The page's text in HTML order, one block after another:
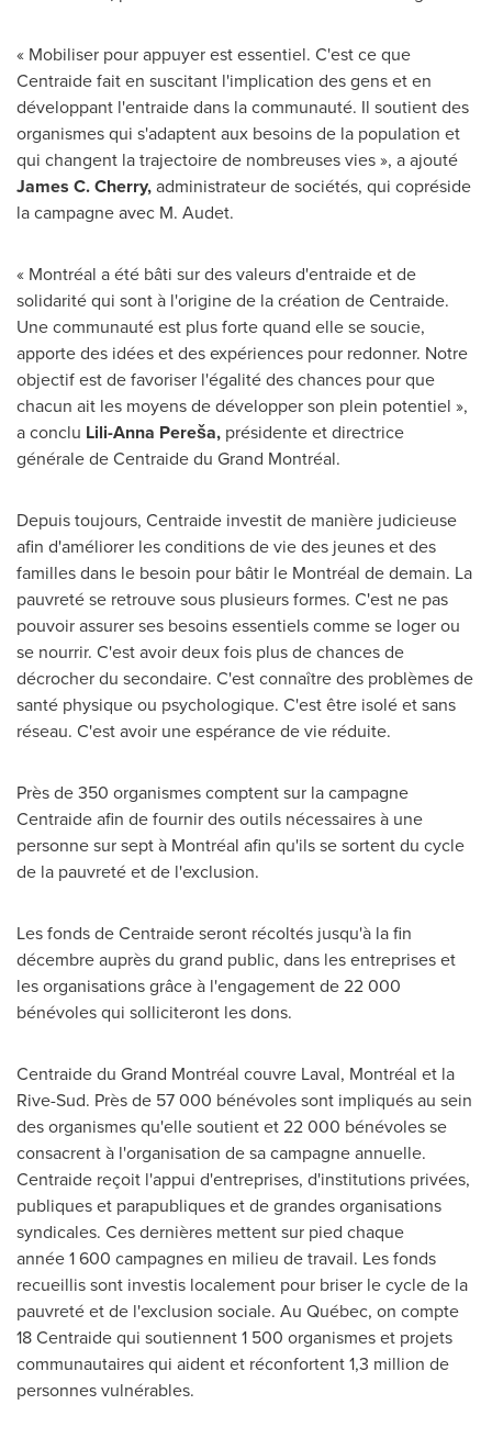
« Mobiliser pour appuyer est essentiel. C'est ce que
Centraide fait en suscitant l'implication des gens et en
développant l'entraide dans la communauté. Il soutient des
organismes qui s'adaptent aux besoins de la population et
qui changent la trajectoire de nombreuses vies », a ajouté
James C. Cherry,administrateur de sociétés, qui copréside
la campagne avec M. Audet.
« Montréal a été bâti sur des valeurs d'entraide et de
solidarité qui sont à l'origine de la création de Centraide.
Une communauté est plus forte quand elle se soucie,
apporte des idées et des expériences pour redonner. Notre
objectif est de favoriser l'égalité des chances pour que
chacun ait les moyens de développer son plein potentiel »,
a conclu Lili-Anna Pereša, présidente et directrice
générale de Centraide du Grand Montréal.
Depuis toujours, Centraide investit de manière judicieuse
afin d'améliorer les conditions de vie des jeunes et des
familles dans le besoin pour bâtir le Montréal de demain. La
pauvreté se retrouve sous plusieurs formes. C'est ne pas
pouvoir assurer ses besoins essentiels comme se loger ou
se nourrir. C'est avoir deux fois plus de chances de
décrocher du secondaire. C'est connaître des problèmes de
santé physique ou psychologique. C'est être isolé et sans
réseau. C'est avoir une espérance de vie réduite.
Près de 350 organismes comptent sur la campagne
Centraide afin de fournir des outils nécessaires à une
personne sur sept à Montréal afin qu'ils se sortent du cycle
de la pauvreté et de l'exclusion.
Les fonds de Centraide seront récoltés jusqu'à la fin
décembre auprès du grand public, dans les entreprises et
les organisations grâce à l'engagement de 22 000
bénévoles qui solliciteront les dons.
Centraide du Grand Montréal couvre Laval, Montréal et la
Rive-Sud. Près de 57 000 bénévoles sont impliqués au sein
des organismes qu'elle soutient et 22 000 bénévoles se
consacrent à l'organisation de sa campagne annuelle.
Centraide reçoit l'appui d'entreprises, d'institutions privées,
publiques et parapubliques et de grandes organisations
syndicales. Ces dernières mettent sur pied chaque
année 1 600 campagnes en milieu de travail. Les fonds
recueillis sont investis localement pour briser le cycle de la
pauvreté et de l'exclusion sociale. Au Québec, on compte
18 Centraide qui soutiennent 1 500 organismes et projets
communautaires qui aident et réconfortent 1,3 million de
personnes vulnérables.